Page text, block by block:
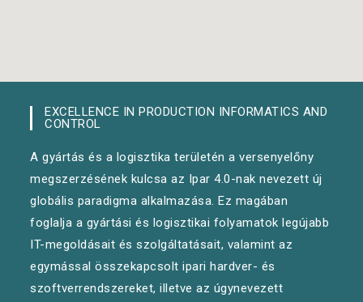
EXCELLENCE IN PRODUCTION INFORMATICS AND
CONTROL
A gyártás és a logisztika területén a versenyelőny
megszerzésének kulcsa az Ipar 4.0-nak nevezett új
globális paradigma alkalmazása. Ez magában
foglalja a gyártási és logisztikai folyamatok legújabb
IT-megoldásait és szolgáltatásait, valamint az
egymással összekapcsolt ipari hardver- és
szoftverrendszereket, illetve az úgynevezett